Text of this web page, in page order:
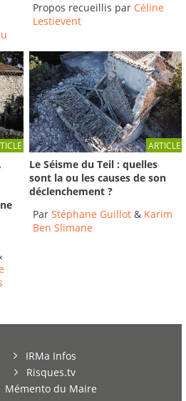
Propos recueillis par Céline
Lestievent
ARTICLE
Le Séisme du Teil : quelles
sont la ou les causes de son
déclenchement ?
ParStéphane Guillot & Karim
Ben Slimane
IRMa Infos
Risques.tv
Mémento du Maire